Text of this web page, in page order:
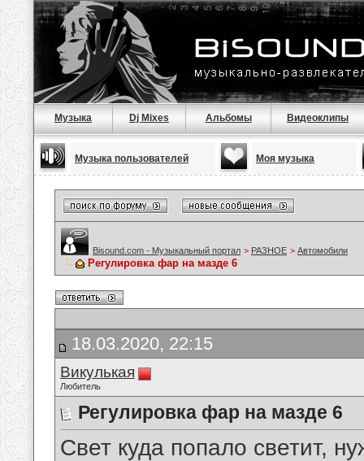
Музыка Dj Mixes Альбомы Видеоклипы
Музыка пользователей Моя музыка
Bisound.com - Музыкальный портал > РАЗНОЕ > Автомобили
Регулировка фар на мазде 6
18.03.2020, 22:15
Викулькая
Любитель
Регулировка фар на мазде 6
Свет куда попало светит,